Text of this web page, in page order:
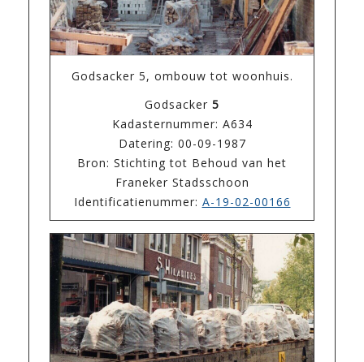
Godsacker 5, ombouw tot woonhuis.
Godsacker 5
Kadasternummer: A634
Datering: 00-09-1987
Bron: Stichting tot Behoud van het
Franeker Stadsschoon
Identificatienummer: A-19-02-00166